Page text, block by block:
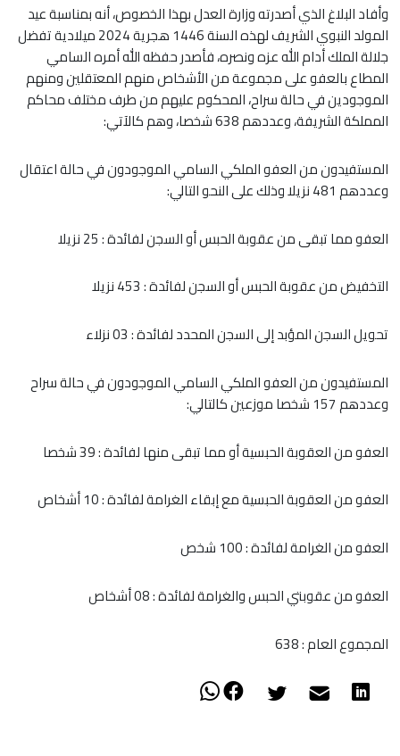
وأفاد البلاغ الذي أصدرته وزارة العدل بهذا الخصوص، أنه بمناسبة عيد
المولد النبوي الشريف لهذه السنة 1446 هجرية 2024 ميلادية تفضل
جلالة الملك أدام الله عزه ونصره، فأصدر حفظه الله أمره السامي
المطاع بالعفو على مجموعة من الأشخاص منهم المعتقلين ومنهم
الموجودين في حالة سراح، المحكوم عليهم من طرف مختلف محاكم
المملكة الشريفة، وعددهم 638 شخصا، وهم كالآتي:
المستفيدون من العفو الملكي السامي الموجودون في حالة اعتقال
وعددهم 481 نزيلا وذلك على النحو التالي:
العفو مما تبقى من عقوبة الحبس أو السجن لفائدة : 25 نزيلا
التخفيض من عقوبة الحبس أو السجن لفائدة : 453 نزيلا
تحويل السجن المؤبد إلى السجن المحدد لفائدة : 03 نزلاء
المستفيدون من العفو الملكي السامي الموجودون في حالة سراح
وعددهم 157 شخصا موزعين كالتالي:
العفو من العقوبة الحبسية أو مما تبقى منها لفائدة : 39 شخصا
العفو من العقوبة الحبسية مع إبقاء الغرامة لفائدة : 10 أشخاص
العفو من الغرامة لفائدة : 100 شخص
العفو من عقوبتي الحبس والغرامة لفائدة : 08 أشخاص
المجموع العام : 638